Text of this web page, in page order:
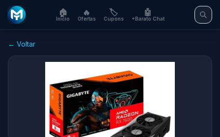
🏠
Início
🔥
Ofertas
🏷️
Cupons
🤖
+Barato Chat
← Voltar